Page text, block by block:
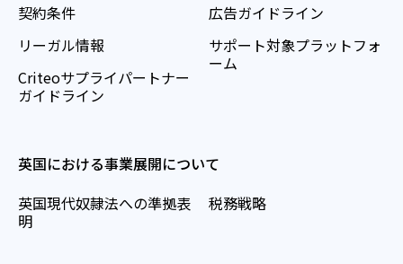
契約条件
リーガル情報
Criteoサプライパートナー
ガイドライン
広告ガイドライン
サポート対象プラットフォ
ーム
英国における事業展開について
英国現代奴隷法への準拠表
明
税務戦略